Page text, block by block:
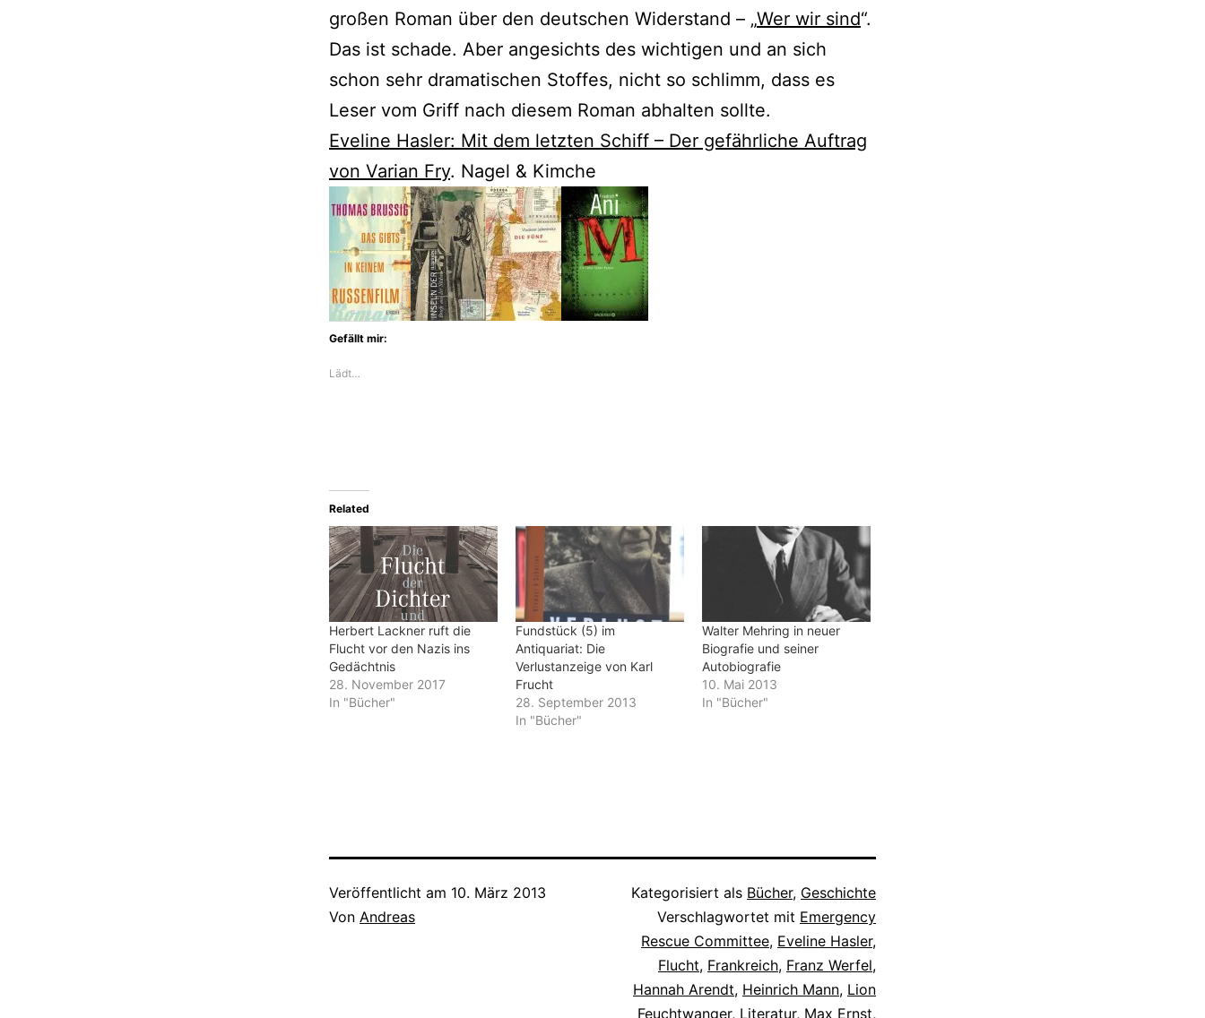
großen Roman über den deutschen Widerstand – „Wer wir sind“.
Das ist schade. Aber angesichts des wichtigen und an sich
schon sehr dramatischen Stoffes, nicht so schlimm, dass es
Leser vom Griff nach diesem Roman abhalten sollte.
Eveline Hasler: Mit dem letzten Schiff – Der gefährliche Auftrag
von Varian Fry. Nagel & Kimche
Gefällt mir:
Lädt…
Related
Herbert Lackner ruft die
Flucht vor den Nazis ins
Gedächtnis
28. November 2017
In "Bücher"
Fundstück (5) im
Antiquariat: Die
Verlustanzeige von Karl
Frucht
28. September 2013
In "Bücher"
Walter Mehring in neuer
Biografie und seiner
Autobiografie
10. Mai 2013
In "Bücher"
Veröffentlicht am 10. März 2013
Von Andreas
Kategorisiert als Bücher, Geschichte
Verschlagwortet mit Emergency
Rescue Committee, Eveline Hasler,
Flucht, Frankreich, Franz Werfel,
Hannah Arendt, Heinrich Mann, Lion
Feuchtwanger, Literatur, Max Ernst,